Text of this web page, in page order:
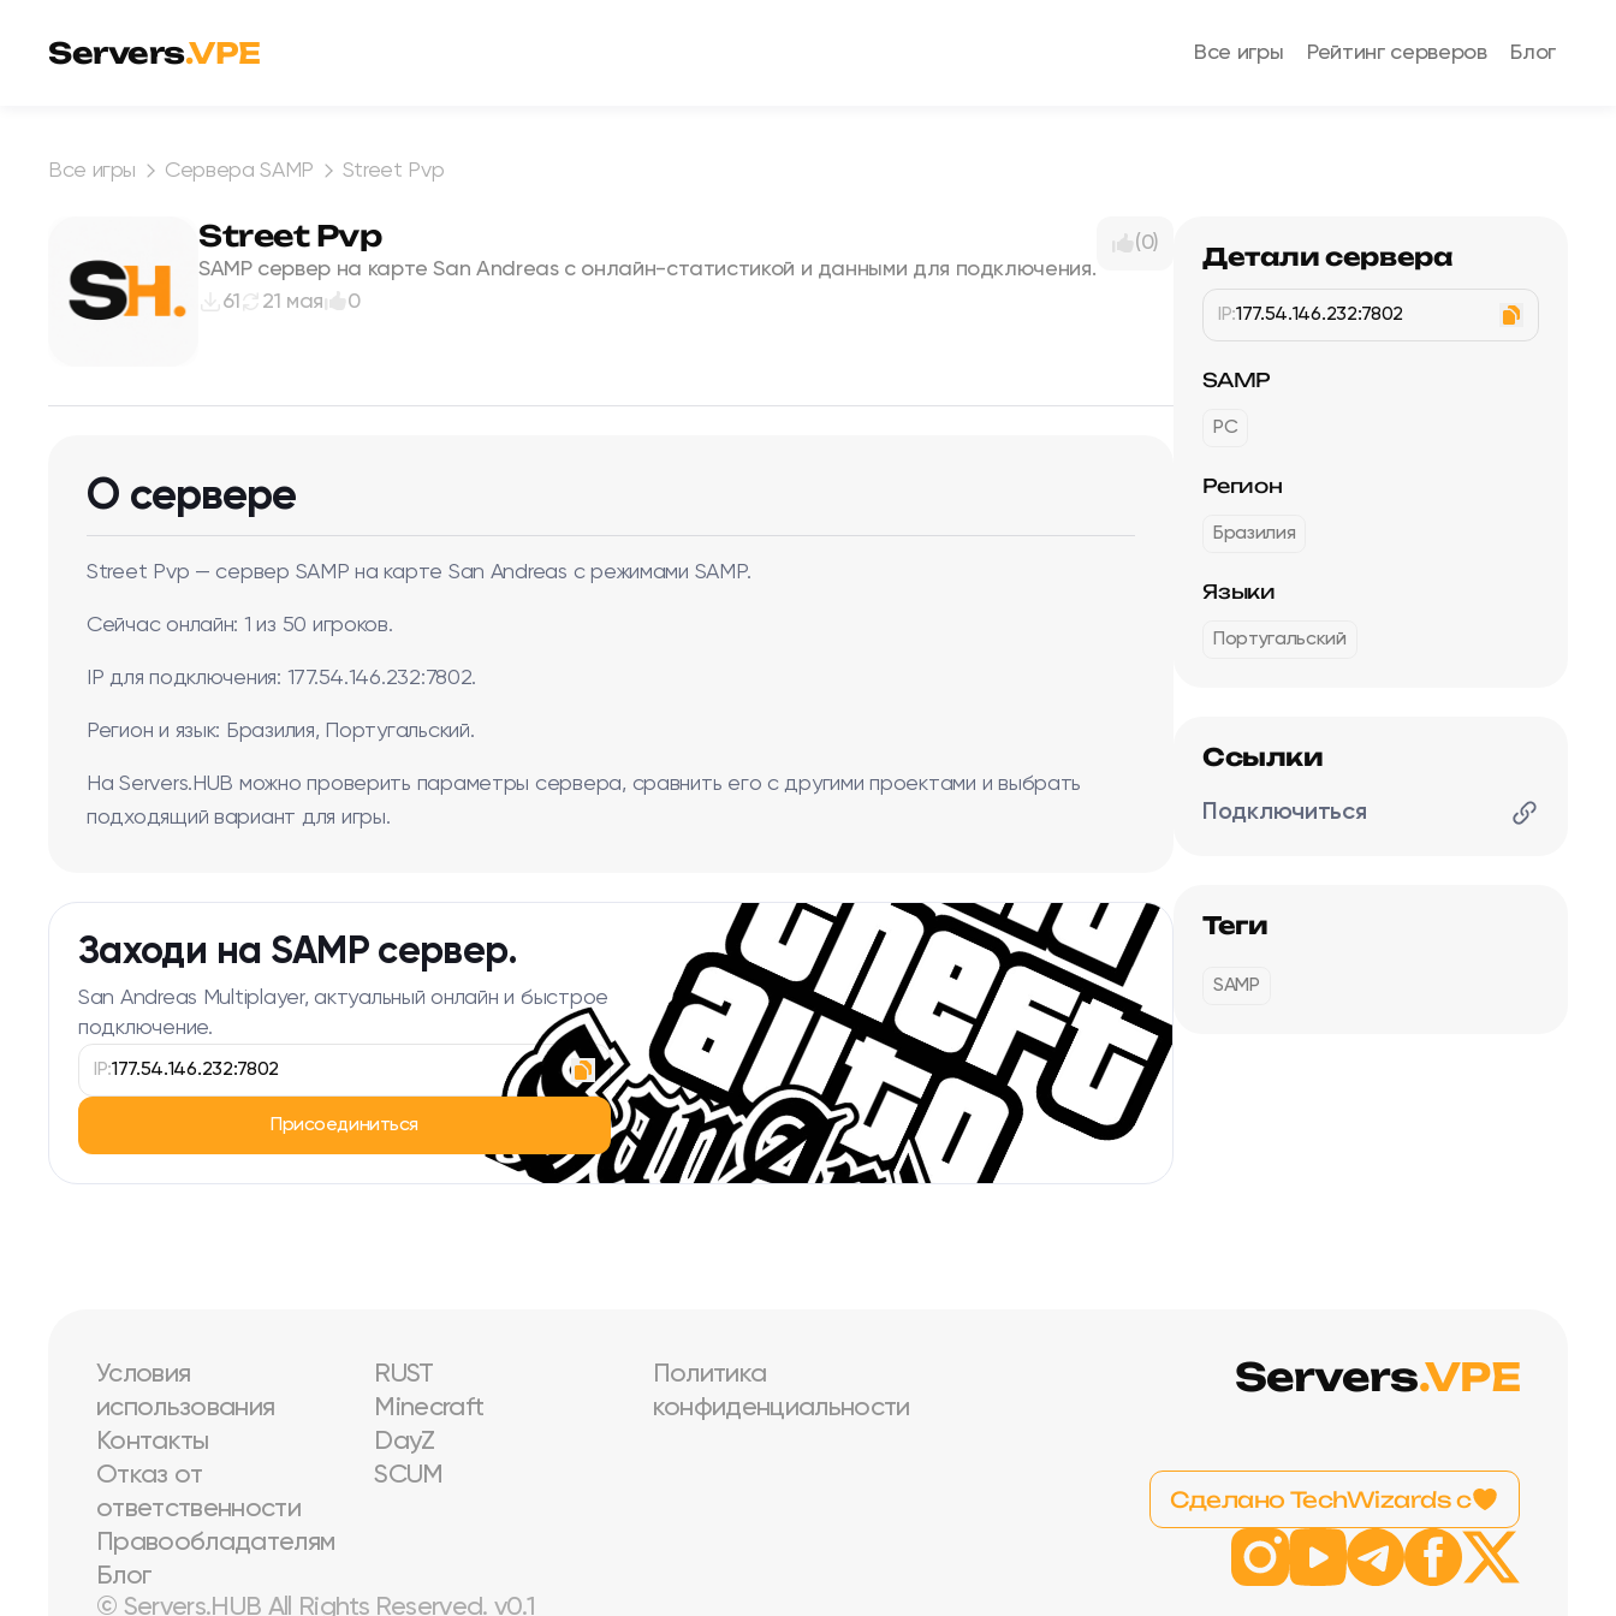
Servers.VPE Все игры Рейтинг серверов Блог
Все игры Сервера SAMP Street Pvp
Street Pvp
SAMP сервер на карте San Andreas с онлайн-статистикой и данными для подключения.
61
21 мая 0
(0)
О сервере
Street Pvp — сервер SAMP на карте San Andreas с режимами SAMP.
Сейчас онлайн: 1 из 50 игроков.
IP для подключения: 177.54.146.232:7802.
Регион и язык: Бразилия, Португальский.
На Servers.HUB можно проверить параметры сервера, сравнить его с другими проектами и выбрать
подходящий вариант для игры.
Заходи на SAMP сервер.
San Andreas Multiplayer, актуальный онлайн и быстрое
подключение.
IP:177.54.146.232:7802
Присоединиться
Детали сервера
IP:177.54.146.232:7802
SAMP
PC
Регион
Бразилия
Языки
Португальский
Ссылки
Подключиться
Теги
SAMP
Условия
использования
Контакты
Отказ от
ответственности
Правообладателям
Блог
RUST
Minecraft
DayZ
SCUM
Политика
конфиденциальности
© Servers.HUB All Rights Reserved. v0.1
Servers.VPE
Сделано TechWizards с